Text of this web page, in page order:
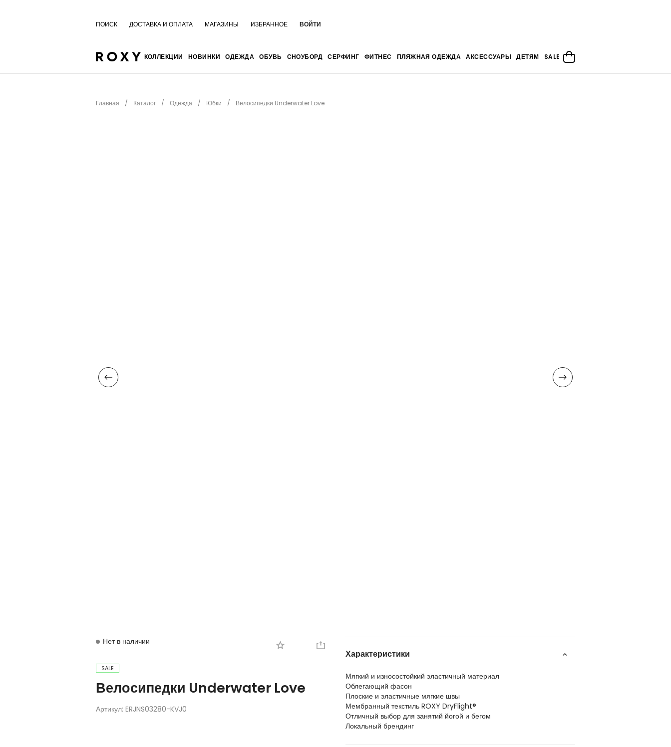
ПОИСК ДОСТАВКА И ОПЛАТА МАГАЗИНЫ ИЗБРАННОЕ ВОЙТИ
КОЛЛЕКЦИИ НОВИНКИ ОДЕЖДА ОБУВЬ СНОУБОРД СЕРФИНГ ФИТНЕС ПЛЯЖНАЯ ОДЕЖДА АКСЕССУАРЫ ДЕТЯМ SALE
Главная Каталог Одежда Юбки Велосипедки Underwater Love
Нет в наличии
SALE
Велосипедки Underwater Love
Артикул: ERJNS03280-KVJ0
Характеристики
Мягкий и износостойкий эластичный материал
Облегающий фасон
Плоские и эластичные мягкие швы
Мембранный текстиль ROXY DryFlight®
Отличный выбор для занятий йогой и бегом
Локальный брендинг